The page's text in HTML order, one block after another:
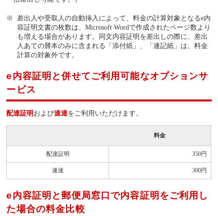
差出人や受取人の自動挿入によって、料金の計算対象となるe内
容証明文書の枚数は、Microsoft Wordで作成されたページ数より
も増える場合があります。同文内容証明を差出しの際に、差出
人あての謄本のみに含まれる「添付紙」、「連記紙」は、料金
計算の対象外です。
e内容証明と併せてご利用可能なオプションサ
ービス
配達証明および速達をご利用いただけます。
料金
配達証明 350円
速達 300円
e内容証明と郵便局窓口で内容証明をご利用し
た場合の料金比較